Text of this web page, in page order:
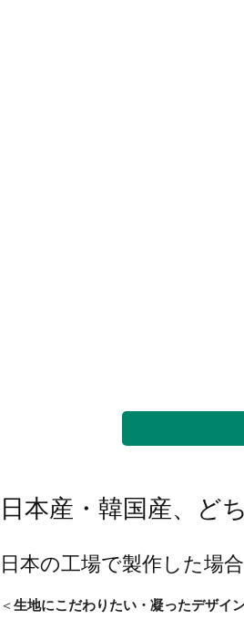
日本産・韓国産、ど
日本の工場で製作した場合
＜生地にこだわりたい・凝ったデザイ